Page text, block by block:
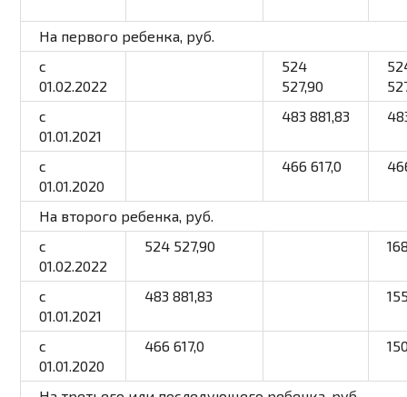
На первого ребенка, руб.
с
01.02.2022
524
527,90
с
01.01.2021
483 881,83
с
01.01.2020
466 617,0
На второго ребенка, руб.
с
01.02.2022
524 527,90
с
01.01.2021
483 881,83
с
01.01.2020
466 617,0